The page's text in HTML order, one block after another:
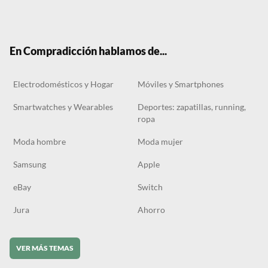
En Compradicción hablamos de...
Electrodomésticos y Hogar Móviles y Smartphones
Smartwatches y Wearables
Deportes: zapatillas, running,
ropa
Moda hombre Moda mujer
Samsung Apple
eBay Switch
Jura Ahorro
VER MÁS TEMAS